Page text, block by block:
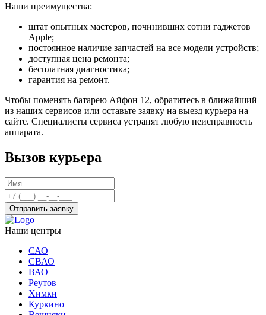
Наши преимущества:
штат опытных мастеров, починивших сотни гаджетов
Apple;
постоянное наличие запчастей на все модели устройств;
доступная цена ремонта;
бесплатная диагностика;
гарантия на ремонт.
Чтобы поменять батарею Айфон 12, обратитесь в ближайший
из наших сервисов или оставьте заявку на выезд курьера на
сайте. Специалисты сервиса устранят любую неисправность
аппарата.
Вызов курьера
Отправить заявку
Наши центры
САО
СВАО
ВАО
Реутов
Химки
Куркино